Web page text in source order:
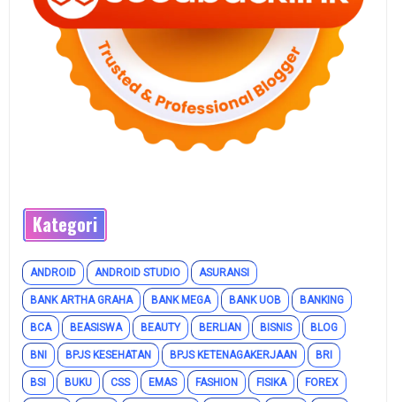
Kategori
ANDROID ANDROID STUDIO ASURANSI
BANK ARTHA GRAHA BANK MEGA BANK UOB BANKING
BCA BEASISWA BEAUTY BERLIAN BISNIS BLOG
BNI BPJS KESEHATAN BPJS KETENAGAKERJAAN BRI
BSI BUKU CSS EMAS FASHION FISIKA FOREX